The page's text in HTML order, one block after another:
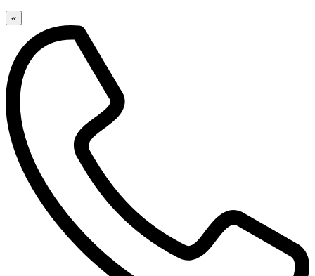
«